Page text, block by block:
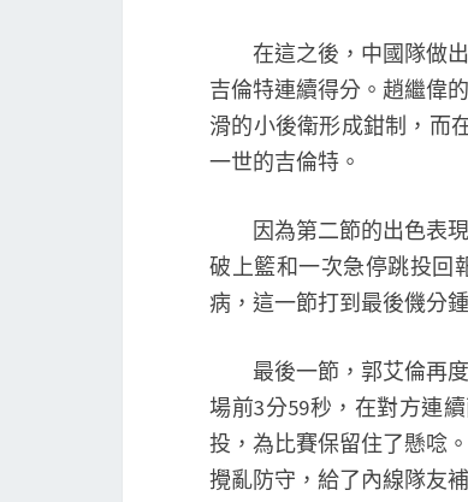
在這之後，中國隊做出
吉倫特連續得分。趙繼偉
滑的小後衛形成鉗制，而
一世的吉倫特。
因為第二節的出色表現
破上籃和一次急停跳投回
病，這一節打到最後僟分
最後一節，郭艾倫再度
場前3分59秒，在對方連
投，為比賽保留住了懸唸
攪亂防守，給了內線隊友